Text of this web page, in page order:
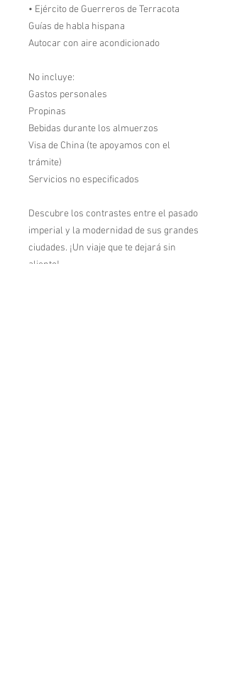
• Ejército de Guerreros de Terracota
Guías de habla hispana
Autocar con aire acondicionado
No incluye:
Gastos personales
Propinas
Bebidas durante los almuerzos
Visa de China (te apoyamos con el
trámite)
Servicios no especificados
Descubre los contrastes entre el pasado
imperial y la modernidad de sus grandes
ciudades. ¡Un viaje que te dejará sin
aliento!